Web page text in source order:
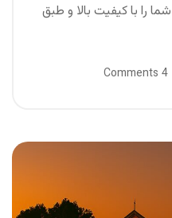
را با کیفیت بالا و طبق
4 Comments